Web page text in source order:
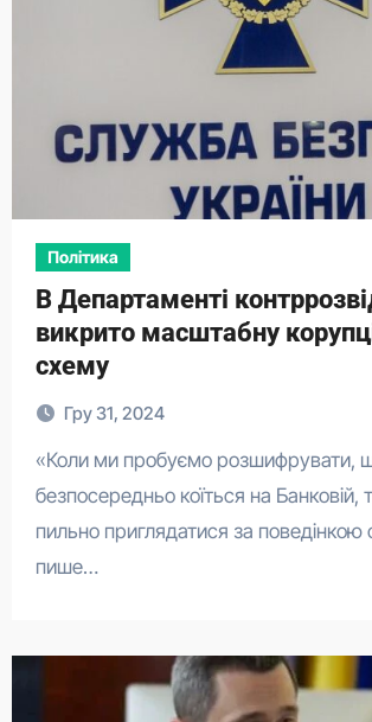
Політика
В Департаменті
викрито масштабну
схему
Гру 31, 2024
«Коли ми пробуємо розшифрувати, що
безпосередньо коїться на
пильно приглядатися за поведінкою
пише…